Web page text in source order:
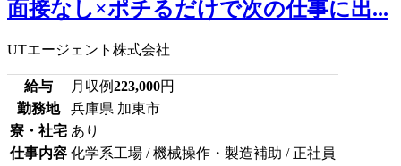
面接なし×ポチるだけで次の仕事に出...
UTエージェント株式会社
給与 月収例223,000円
勤務地
兵庫県 加東市
寮・社宅 あり
仕事内容 化学系工場 / 機械操作・製造補助 / 正社員